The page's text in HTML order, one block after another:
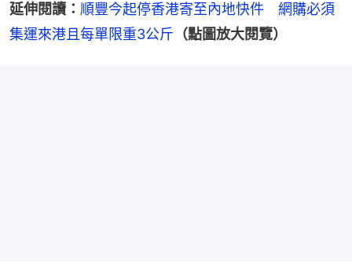
延伸閱讀： 順豐今起停香港寄至內地快件　網購必須
集運來港且每單限重3公斤 （點圖放大閱覽）